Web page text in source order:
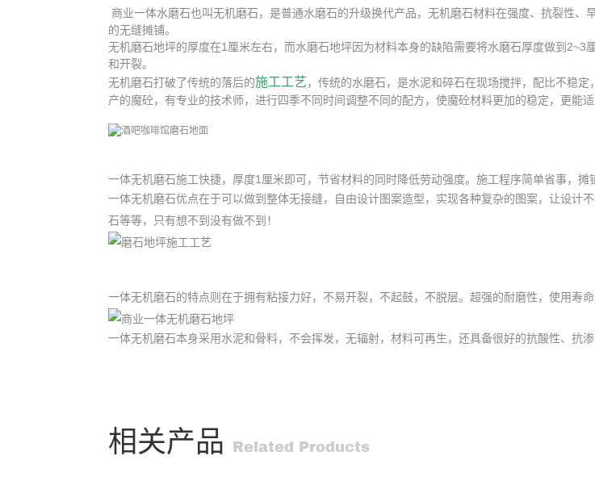
商业一体水磨石也叫无机磨石，是普通水磨石的升级换代产品，无机磨石材料在强度、抗裂性
的无缝摊铺。
无机磨石地坪的厚度在1厘米左右，而水磨石地坪因为材料本身的缺陷需要将水磨石厚度做到
和开裂。
无机磨石打破了传统的落后的施工工艺，传统的水磨石，是水泥和碎石在现场搅拌，配比不稳
产的魔砼，有专业的技术师，进行四季不同时间调整不同的配方，使魔砼材料更加的稳定，更能
一体无机磨石施工快捷，厚度1厘米即可，节省材料的同时降低劳动强度。施工程序简单省事，摊
一体无机磨石优点在于可以做到整体无接缝，自由设计图案造型，实现各种复杂的图案，让设计
石等等，只有想不到没有做不到！
一体无机磨石的特点则在于拥有粘接力好，不易开裂，不起鼓，不脱层。超强的耐磨性，使用寿
一体无机磨石本身采用水泥和骨料，不会挥发，无辐射，材料可再生，还具备很好的抗酸性、抗渗
相关产品 Related Products